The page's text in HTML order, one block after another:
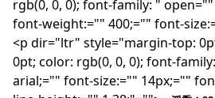
rgb(0, 0, 0); font-family: "
font-weight:="" 400;="" font-
<p dir="ltr" style="margin-top:
0pt; color: rgb(0, 0, 0); font-
arial;="" font-size:="" 14px;=""